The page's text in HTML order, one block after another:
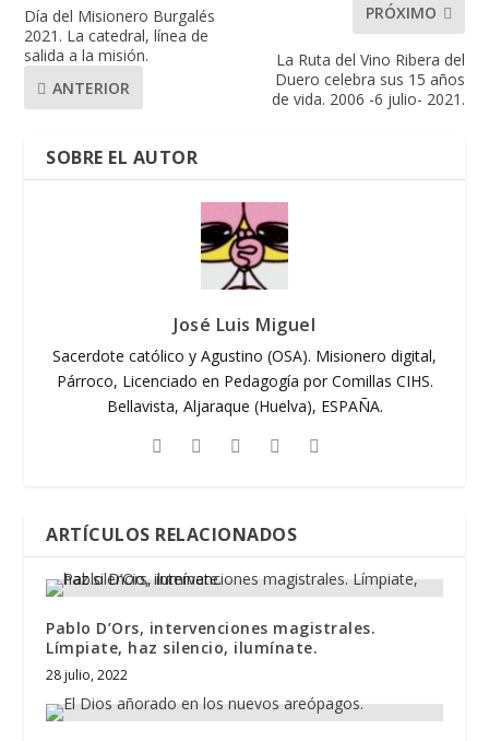
Día del Misionero Burgalés
2021. La catedral, línea de
salida a la misión.
ANTERIOR
PRÓXIMO
La Ruta del Vino Ribera del
Duero celebra sus 15 años
de vida. 2006 -6 julio- 2021.
SOBRE EL AUTOR
José Luis Miguel
Sacerdote católico y Agustino (OSA). Misionero digital,
Párroco, Licenciado en Pedagogía por Comillas CIHS.
Bellavista, Aljaraque (Huelva), ESPAÑA.
ARTÍCULOS RELACIONADOS
Pablo D’Ors, intervenciones magistrales.
Límpiate, haz silencio, ilumínate.
28 julio, 2022